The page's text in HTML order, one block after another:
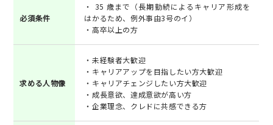
必須条件
・ 35 歳まで（長期勤続によるキャリア形成を
はかるため、例外事由3号のイ）
・高卒以上の方
求める人物像
・未経験者大歓迎
・キャリアアップを目指したい方大歓迎
・キャリアチェンジしたい方大歓迎
・成長意欲、達成意欲が高い方
・企業理念、クレドに共感できる方